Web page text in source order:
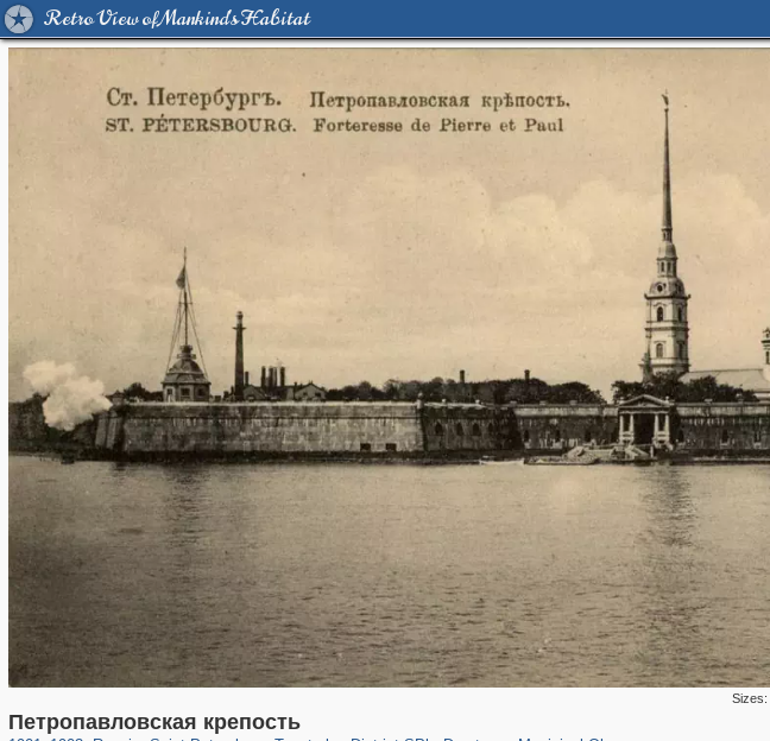
Retro View of Mankind's Habitat
Sizes:
Петропавловская крепость
1,406,258 29,243
197,112 5,709 50,221